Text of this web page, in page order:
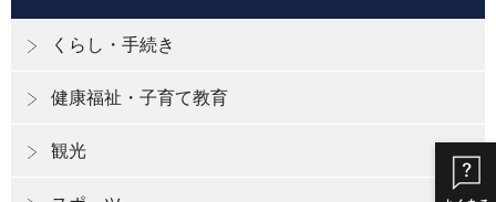
くらし・手続き
健康福祉・子育て教育
観光